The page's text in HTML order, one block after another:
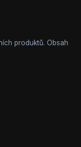
produktů. Obsah